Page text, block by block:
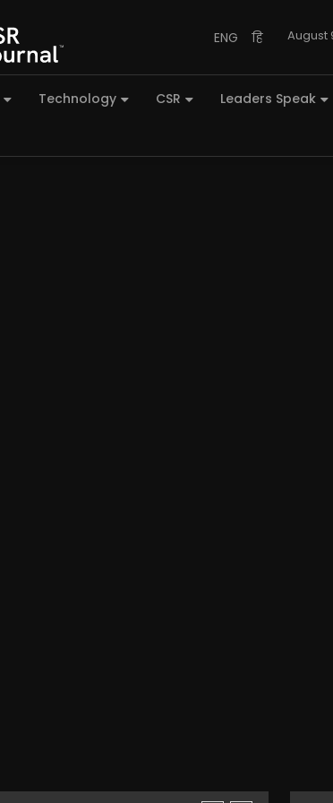
ENG हि August
Technology CSR Leaders Speak